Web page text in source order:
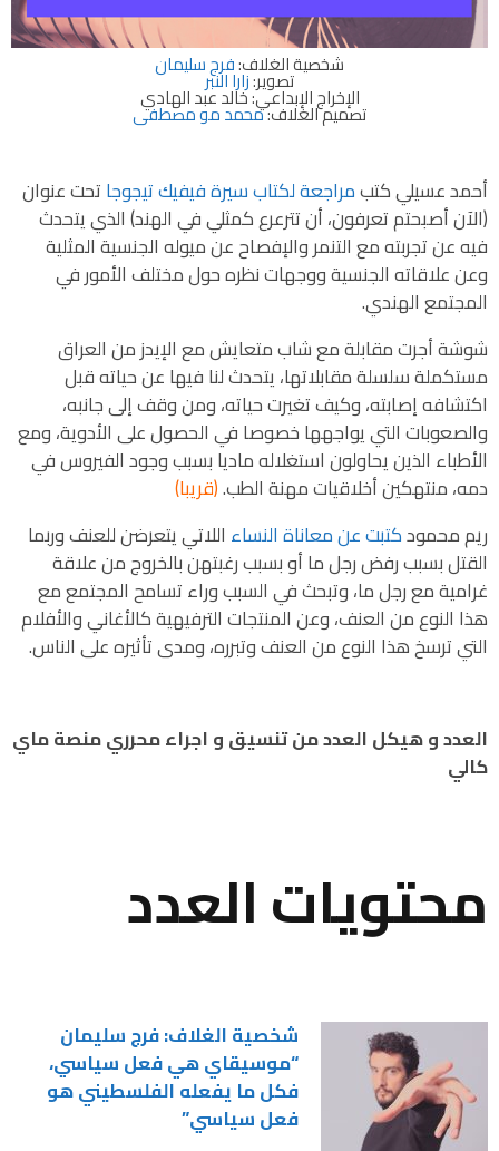
شخصية الغلاف:فرج سليمان
تصوير:زارا النبر
الإخراج الإبداعي: خالد عبد الهادي
تصميم الغلاف:محمد مو مصطفى
أحمد عسيلي كتبمراجعة لكتاب سيرة فيفيك تيجوجاتحت عنوان
(الآن أصبحتم تعرفون، أن تترعرع كمثلي في الهند) الذي يتحدث
فيه عن تجربته مع التنمر والإفصاح عن ميوله الجنسية المثلية
وعن علاقاته الجنسية ووجهات نظره حول مختلف الأمور في
المجتمع الهندي.
شوشة أجرت مقابلة مع شاب متعايش مع الإيدز من العراق
مستكملة سلسلة مقابلاتها، يتحدث لنا فيها عن حياته قبل
اكتشافه إصابته، وكيف تغيرت حياته، ومن وقف إلى جانبه،
والصعوبات التي يواجهها خصوصا في الحصول على الأدوية، ومع
الأطباء الذين يحاولون استغلاله ماديا بسبب وجود الفيروس في
دمه، منتهكين أخلاقيات مهنة الطب.(قريبا)
ريم محمودكتبت عن معاناة النساء اللاتي يتعرضن للعنف وربما
القتل بسبب رفض رجل ما أو بسبب رغبتهن بالخروج من علاقة
غرامية مع رجل ما، وتبحث في السبب وراء تسامح المجتمع مع
هذا النوع من العنف، وعن المنتجات الترفيهية كالأغاني والأفلام
التي ترسخ هذا النوع من العنف وتبرره، ومدى تأثيره على الناس.
العدد و هيكل العدد من تنسيق و اجراء محرري منصة ماي
كالي
محتويات العدد
شخصية الغلاف: فرج سليمان
“موسيقاي هي فعل سياسي،
فكل ما يفعله الفلسطيني هو
فعل سياسي”